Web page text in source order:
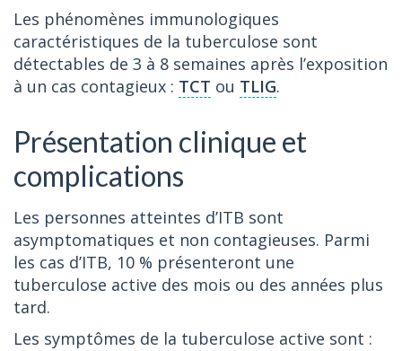
Les phénomènes immunologiques
caractéristiques de la tuberculose sont
détectables de 3 à 8 semaines après l’exposition
à un cas contagieux : TCT ou TLIG.
Présentation clinique et
complications
Les personnes atteintes d’ITB sont
asymptomatiques et non contagieuses. Parmi
les cas d’ITB, 10 % présenteront une
tuberculose active des mois ou des années plus
tard.
Les symptômes de la tuberculose active sont :